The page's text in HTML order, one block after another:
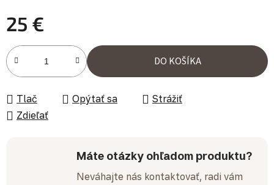
25 €
Jednotková cena:
DO KOŠÍKA
Tlač Opýtať sa
Strážiť
Zdieľať
Máte otázky ohľadom produktu?
Neváhajte nás kontaktovať, radi vám